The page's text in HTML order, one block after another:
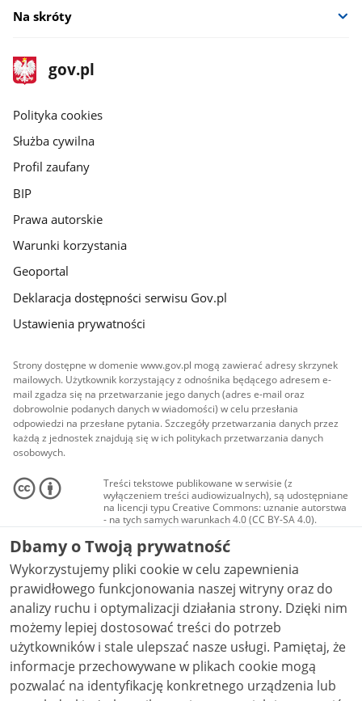
Na skróty
stopka
gov.pl
Strona
gov.pl
gov.pl
Polityka cookies
Służba cywilna
Profil zaufany
BIP
Prawa autorskie
Warunki korzystania
Geoportal
Deklaracja dostępności serwisu Gov.pl
Ustawienia prywatności
Strony dostępne w domenie www.gov.pl mogą zawierać adresy skrzynek
mailowych. Użytkownik korzystający z odnośnika będącego adresem e-
mail zgadza się na przetwarzanie jego danych (adres e-mail oraz
dobrowolnie podanych danych w wiadomości) w celu przesłania
odpowiedzi na przesłane pytania. Szczegóły przetwarzania danych przez
każdą z jednostek znajdują się w ich politykach przetwarzania danych
osobowych.
Treści tekstowe publikowane w serwisie (z
wyłączeniem treści audiowizualnych), są udostępniane
na licencji typu Creative Commons: uznanie autorstwa
- na tych samych warunkach 4.0 (CC BY-SA 4.0).
Materiały audiowizualne, w tym zdjęcia, materiały
audio i wideo, są udostępniane na licencji typu
Creative Commons: uznanie autorstwa użycie
niekomercyjne - bez utworów zależnych 4.0 (CC BY-
NC-ND 4.0), o ile nie jest to stwierdzone inaczej.
Dbamy o Twoją prywatność
Wykorzystujemy pliki cookie w celu zapewnienia
prawidłowego funkcjonowania naszej witryny oraz do
analizy ruchu i optymalizacji działania strony. Dzięki nim
możemy lepiej dostosować treści do potrzeb
użytkowników i stale ulepszać nasze usługi. Pamiętaj, że
informacje przechowywane w plikach cookie mogą
pozwalać na identyfikację konkretnego urządzenia lub